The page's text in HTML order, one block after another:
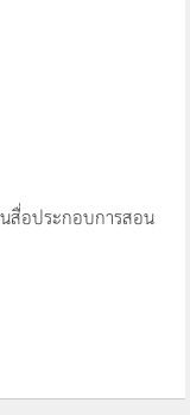
สื่อประกอบการสอน